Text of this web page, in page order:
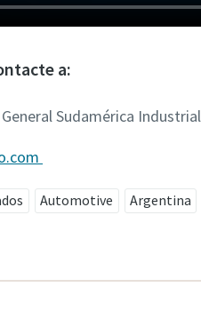
a:
Sudamérica
Automotive Argentina